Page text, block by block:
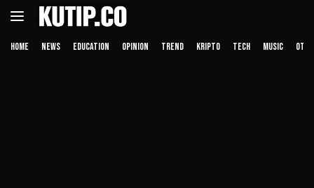
Langsung
HOME NEWS EDUCATION OPINION TREND KRIPTO TECH MUSIC